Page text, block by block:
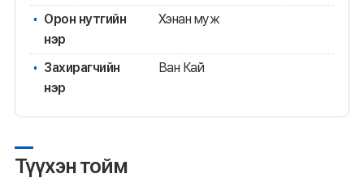
Орон нутгийн
нэр
Хэнан муж
Захирагчийн
нэр
Ван Кай
Түүхэн тойм